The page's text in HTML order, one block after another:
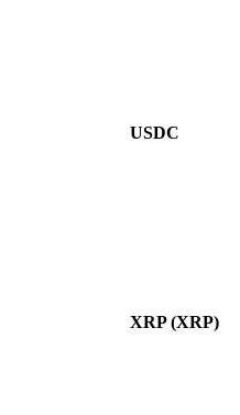
USDC
XRP(XRP)